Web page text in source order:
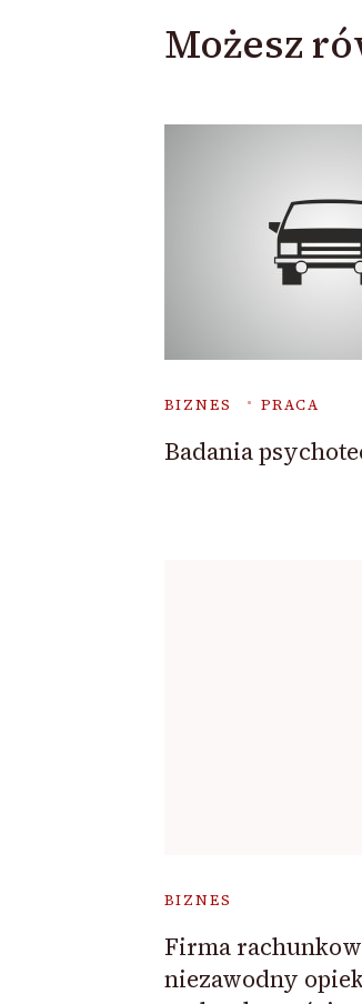
Możesz
BIZNES PRACA
Badania
BIZNES
Firma
niezawodny